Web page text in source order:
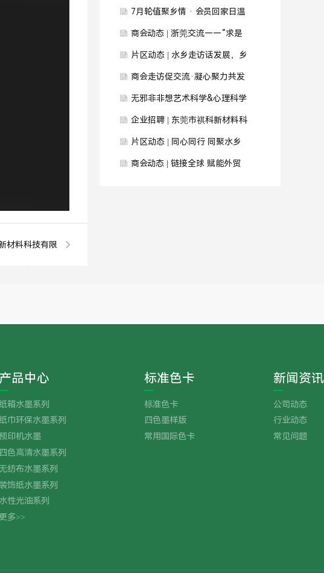
材料科技有限
——商会7月会员回家日暨资源
对接交流回顾
7月轮值聚乡情 · 会员回家日温
馨预告
商会动态 | 浙莞交流——“求是
智汇·桂商同心”产业发展交流活
动
片区动态 | 水乡走访话发展，乡
情共融促合作
商会走访促交流·凝心聚力共发
展
无邪非非想艺术科学&心理科学
联合实验室开业季，会举办多次
开业仪式，邀请宗左商会应是首
个仪式
企业招聘 | 东莞市祺科新材料科
技有限公司期待您的加入！
片区动态 | 同心同行 同聚水乡
——商会水乡片区年末联谊聚会
商会动态 | 链接全球 赋能外贸
产品中心
箱水墨系列
巾环保水墨系列
印机水墨
四色高清水墨系列
无纺布水墨系列
装饰纸水墨系列
水性光油系列
更多>>
标准色卡
标准色卡
四色墨样版
常用国际色卡
新闻资讯
公司动态
行业动态
常见问题